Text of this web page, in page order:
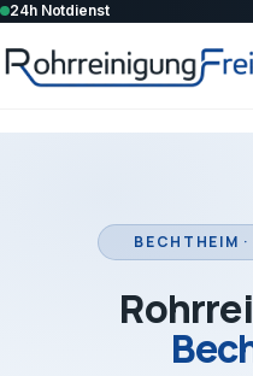
24h Notdienst
BECHTHEIM